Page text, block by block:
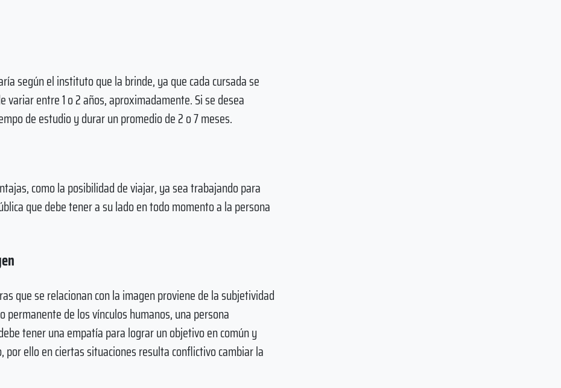
según el instituto que la brinde, ya que cada cursada se
entre 1 o 2 años, aproximadamente. Si se desea
de estudio y durar un promedio de 2 o 7 meses.
como la posibilidad de viajar, ya sea trabajando para
que debe tener a su lado en todo momento a la persona
que se relacionan con la imagen proviene de la subjetividad
de los vínculos humanos, una persona
tener una empatía para lograr un objetivo en común y
ello en ciertas situaciones resulta conflictivo cambiar la